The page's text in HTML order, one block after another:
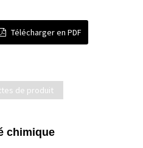
Télécharger en PDF
de produit
chimique